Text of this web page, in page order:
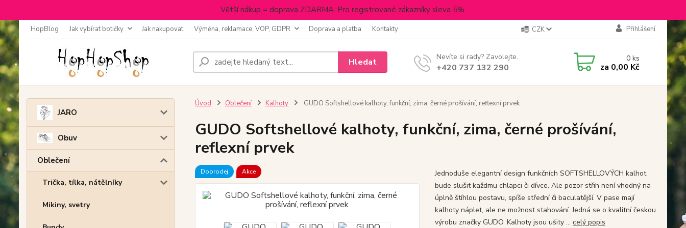
Větší nákup = doprava ZDARMA. Pro registrované zákazníky sleva 5%.
HopBlog Jak vybírat botičky Jak nakupovat Výměna, reklamace, VOP, GDPR Doprava a platba Kontakty CZK Přihlášení
Hledat Nevíte si rady? Zavolejte.
+420 737 132 290
0ks
za 0,00 Kč
JARO
Obuv
Oblečení
Trička, tílka, nátělníky
Mikiny, svetry
Úvod Oblečení Kalhoty GUDO Softshellové kalhoty, funkční, zima, černé prošívání, reflexní prvek
GUDO Softshellové kalhoty, funkční, zima, černé prošívání,
reflexní prvek
Doprodej Akce
Jednoduše elegantní design funkčních SOFTSHELLOVÝCH kalhot
bude slušit každmu chlapci či dívce. Ale pozor střih není vhodný na
úplně štíhlou postavu, spíše střední či baculatější. V pase mají
kalhoty náplet, ale ne možnost stahování. Jedná se o kvalitní českou
výrobu značky GUDO. Kalhoty jsou ušity ... celý popis